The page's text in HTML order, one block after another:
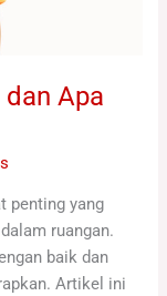
Apa
penting yang
ruangan.
baik dan
Artikel ini